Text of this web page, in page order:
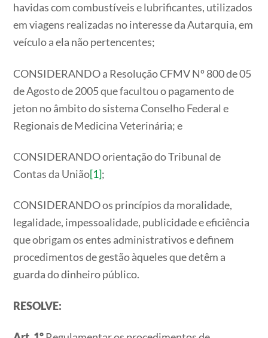
havidas com combustíveis e lubrificantes, utilizados
em viagens realizadas no interesse da Autarquia, em
veículo a ela não pertencentes;
CONSIDERANDO a Resolução CFMV Nº 800 de 05
de Agosto de 2005 que facultou o pagamento de
jeton no âmbito do sistema Conselho Federal e
Regionais de Medicina Veterinária; e
CONSIDERANDO orientação do Tribunal de
Contas da União[1];
CONSIDERANDO os princípios da moralidade,
legalidade, impessoalidade, publicidade e eficiência
que obrigam os entes administrativos e definem
procedimentos de gestão àqueles que detêm a
guarda do dinheiro público.
RESOLVE: